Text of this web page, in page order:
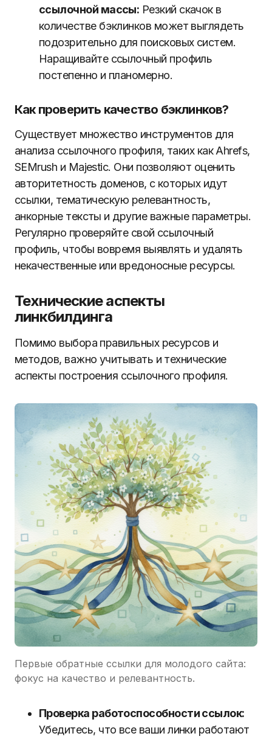
ссылочной массы: Резкий скачок в
количестве бэклинков может выглядеть
подозрительно для поисковых систем.
Наращивайте ссылочный профиль
постепенно и планомерно.
Как проверить качество бэклинков?
Существует множество инструментов для
анализа ссылочного профиля, таких как Ahrefs,
SEMrush и Majestic. Они позволяют оценить
авторитетность доменов, с которых идут
ссылки, тематическую релевантность,
анкорные тексты и другие важные параметры.
Регулярно проверяйте свой ссылочный
профиль, чтобы вовремя выявлять и удалять
некачественные или вредоносные ресурсы.
Технические аспекты
линкбилдинга
Помимо выбора правильных ресурсов и
методов, важно учитывать и технические
аспекты построения ссылочного профиля.
Первые обратные ссылки для молодого сайта:
фокус на качество и релевантность.
Проверка работоспособности ссылок:
Убедитесь, что все ваши линки работают